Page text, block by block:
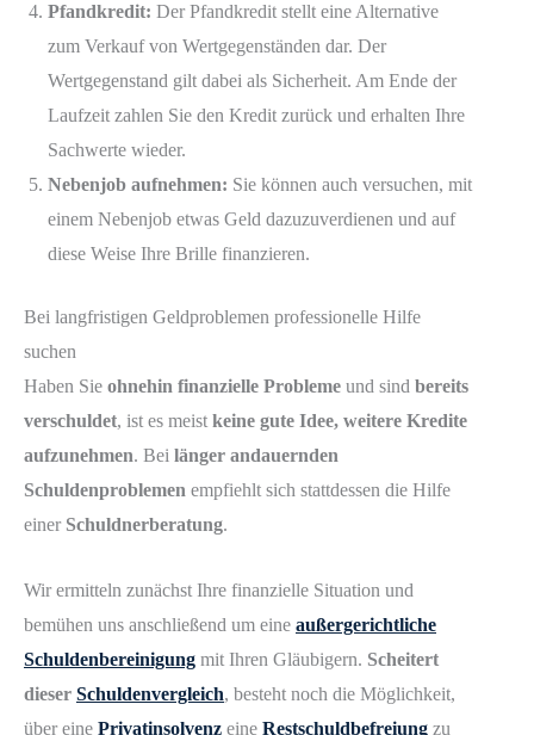
Pfandkredit: Der Pfandkredit stellt eine Alternative
zum Verkauf von Wertgegenständen dar. Der
Wertgegenstand gilt dabei als Sicherheit. Am Ende der
Laufzeit zahlen Sie den Kredit zurück und erhalten Ihre
Sachwerte wieder.
Nebenjob aufnehmen: Sie können auch versuchen, mit
einem Nebenjob etwas Geld dazuzuverdienen und auf
diese Weise Ihre Brille finanzieren.
Bei langfristigen Geldproblemen professionelle Hilfe
suchen
Haben Sie ohnehin finanzielle Probleme und sind bereits
verschuldet, ist es meist keine gute Idee, weitere Kredite
aufzunehmen. Bei länger andauernden
Schuldenproblemen empfiehlt sich stattdessen die Hilfe
einer Schuldnerberatung.
Wir ermitteln zunächst Ihre finanzielle Situation und
bemühen uns anschließend um eine außergerichtliche
Schuldenbereinigung mit Ihren Gläubigern. Scheitert
dieser Schuldenvergleich, besteht noch die Möglichkeit,
über eine Privatinsolvenz eine Restschuldbefreiung zu